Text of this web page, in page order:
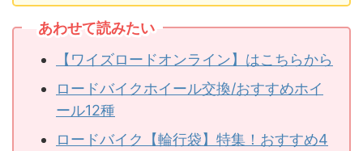
あわせて読みたい
【ワイズロードオンライン】はこちらから
ロードバイクホイール交換/おすすめホイ
ール12種
ロードバイク【輪行袋】特集！おすすめ4